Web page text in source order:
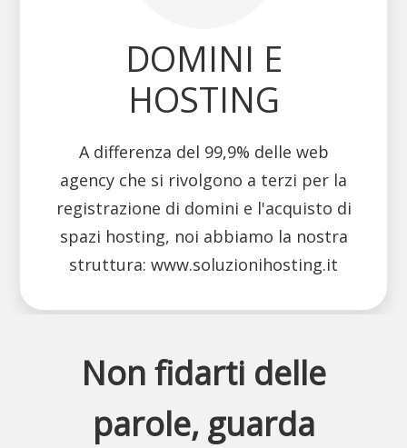
DOMINI E
HOSTING
A differenza del 99,9% delle web
agency che si rivolgono a terzi per la
registrazione di domini e l'acquisto di
spazi hosting, noi abbiamo la nostra
struttura: www.soluzionihosting.it
Non fidarti delle
parole, guarda